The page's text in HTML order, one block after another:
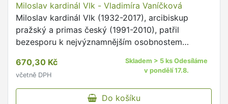
Miloslav kardinál Vlk - Vladimíra Vaníčková
Miloslav kardinál Vlk (1932-2017), arcibiskup
pražský a primas český (1991-2010), patřil
bezesporu k nejvýznamnějším osobnostem
670,30 Kč
včetně DPH
Skladem > 5 ks Odesíláme
v pondělí 17.8.
Do košíku